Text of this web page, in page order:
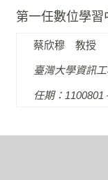
第一任數位學習
蔡欣穆 教授
臺灣大學資訊
任期：1100801